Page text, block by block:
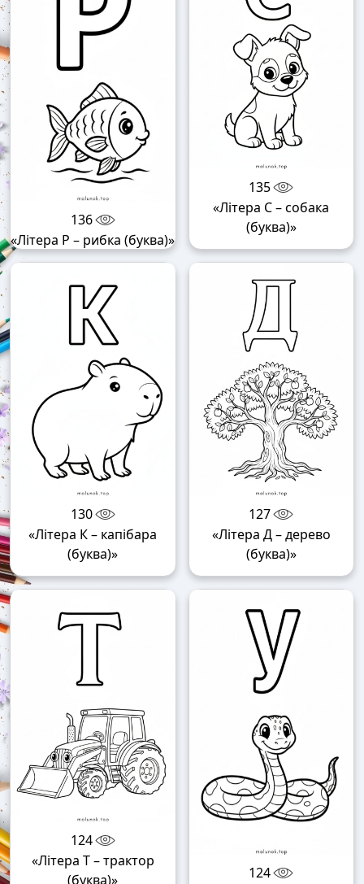
136
«Літера Р – рибка (буква)»
135
«Літера С – собака
(буква)»
130
«Літера К – капібара
(буква)»
127
«Літера Д – дерево
(буква)»
124
«Літера Т – трактор
(буква)»
124